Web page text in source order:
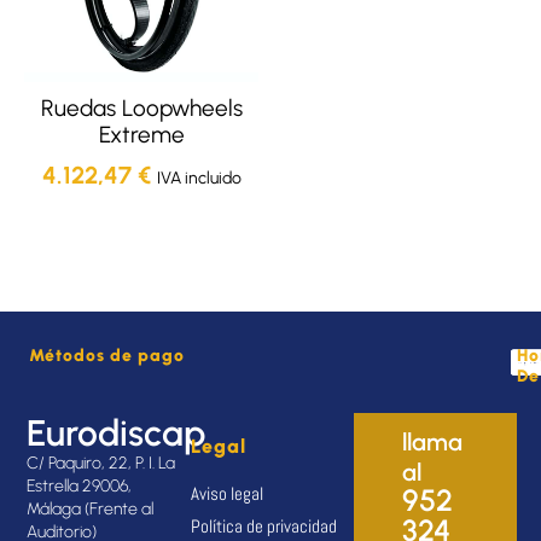
Ruedas Loopwheels
Extreme
4.122,47 € IVA incluido
Métodos de pago
Eurodiscap
C/ Paquiro, 22, P. I. La
Estrella 29006,
Málaga (Frente al
Auditorio)
Legal
Aviso legal
Política de privacidad
llama
al
952
324